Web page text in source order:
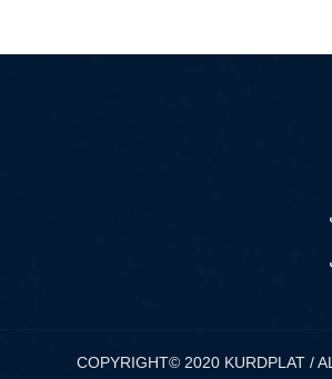
COPYRIGHT© 2020 KURDPLAT /